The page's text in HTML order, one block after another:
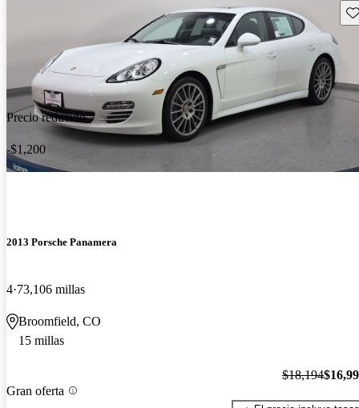
Precio reducido
-$1,200
2013 Porsche Panamera
4 73,106 millas
Broomfield, CO
15 millas
Gran oferta
$18,194